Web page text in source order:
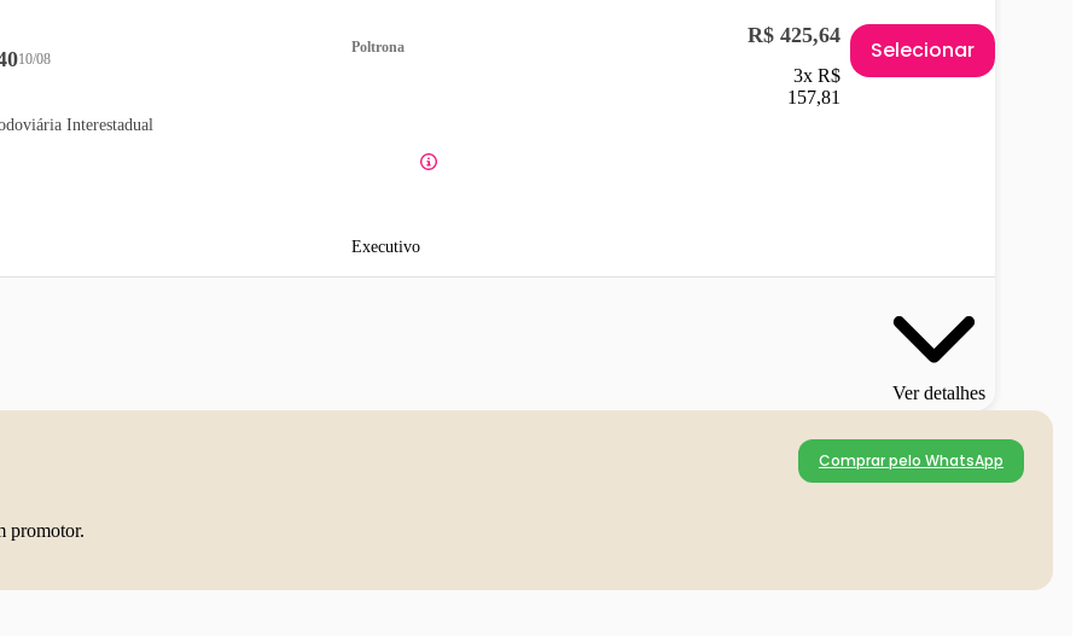
10/08
Interestadual
Poltrona
Executivo
R$ 425,64
3x R$
157,81
Selecionar
Ver detalhes
promotor.
Comprar pelo WhatsApp